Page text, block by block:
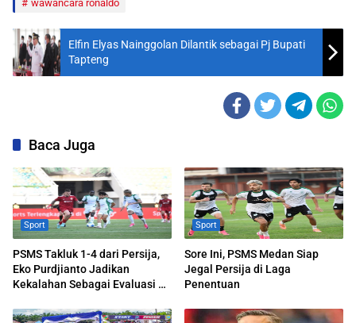
wawancara ronaldo
Elfin Elyas Nainggolan Dilantik sebagai Pj Bupati
Tapteng
Baca Juga
Sport
PSMS Takluk 1-4 dari Persija,
Eko Purdjianto Jadikan
Kekalahan Sebagai Evaluasi di
Sport
Sore Ini, PSMS Medan Siap
Jegal Persija di Laga
Penentuan